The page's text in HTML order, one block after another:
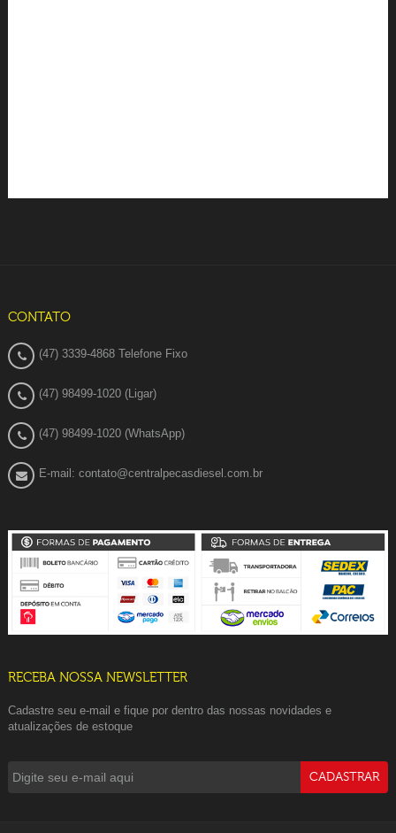
CONTATO
(47) 3339-4868 Telefone Fixo
(47) 98499-1020 (Ligar)
(47) 98499-1020 (WhatsApp)
E-mail: contato@centralpecasdiesel.com.br
RECEBA NOSSA NEWSLETTER
Cadastre seu e-mail e fique por dentro das nossas novidades e
atualizações de estoque